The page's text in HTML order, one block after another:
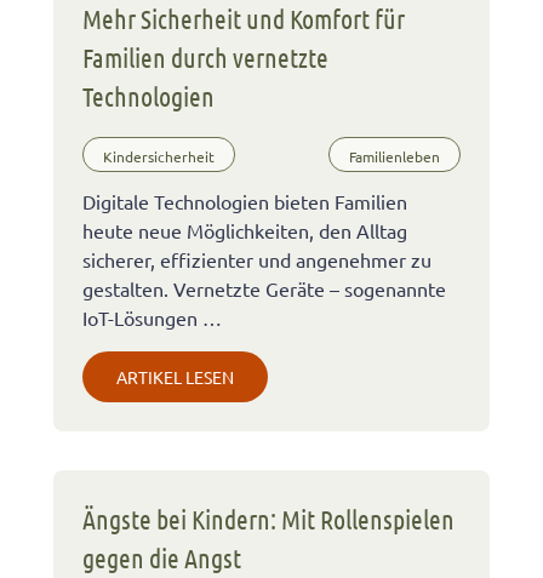
Mehr Sicherheit und Komfort für
Familien durch vernetzte
Technologien
Kindersicherheit Familienleben
Digitale Technologien bieten Familien
heute neue Möglichkeiten, den Alltag
sicherer, effizienter und angenehmer zu
gestalten. Vernetzte Geräte – sogenannte
IoT-Lösungen …
ARTIKEL LESEN
Ängste bei Kindern: Mit Rollenspielen
gegen die Angst